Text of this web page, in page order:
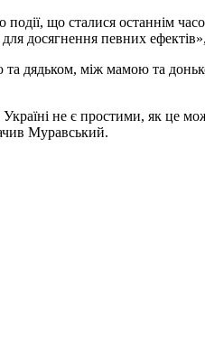
що сталися останнім
досягнення певних
та дядьком, між мамою та
Україні не є простими, як це
Муравський.